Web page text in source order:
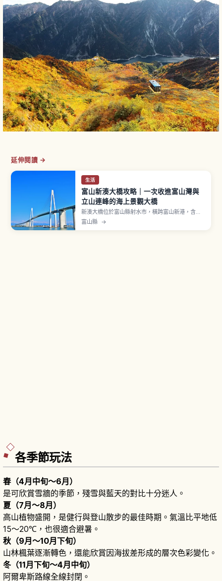
延伸閱讀 →
生活
富山新湊大橋攻略｜一次收進富山灣與
立山連峰的海上景觀大橋
新湊大橋位於富山縣射水市，橫跨富山新港，含引
道全長約3.6公里、海上主橋約600公尺，2012年
通車。雙層斜張橋結構：上層車道、下層全天候步
富山縣 →
各季節玩法
春（4月中旬～6月）
是可欣賞雪牆的季節，殘雪與藍天的對比十分迷人。
夏（7月～8月）
高山植物盛開，是健行與登山散步的最佳時期。氣溫比平地低
15〜20℃，也很適合避暑。
秋（9月～10月下旬）
山林楓葉逐漸轉色，還能欣賞因海拔差形成的層次色彩變化。
冬（11月下旬～4月中旬）
阿爾卑斯路線全線封閉。